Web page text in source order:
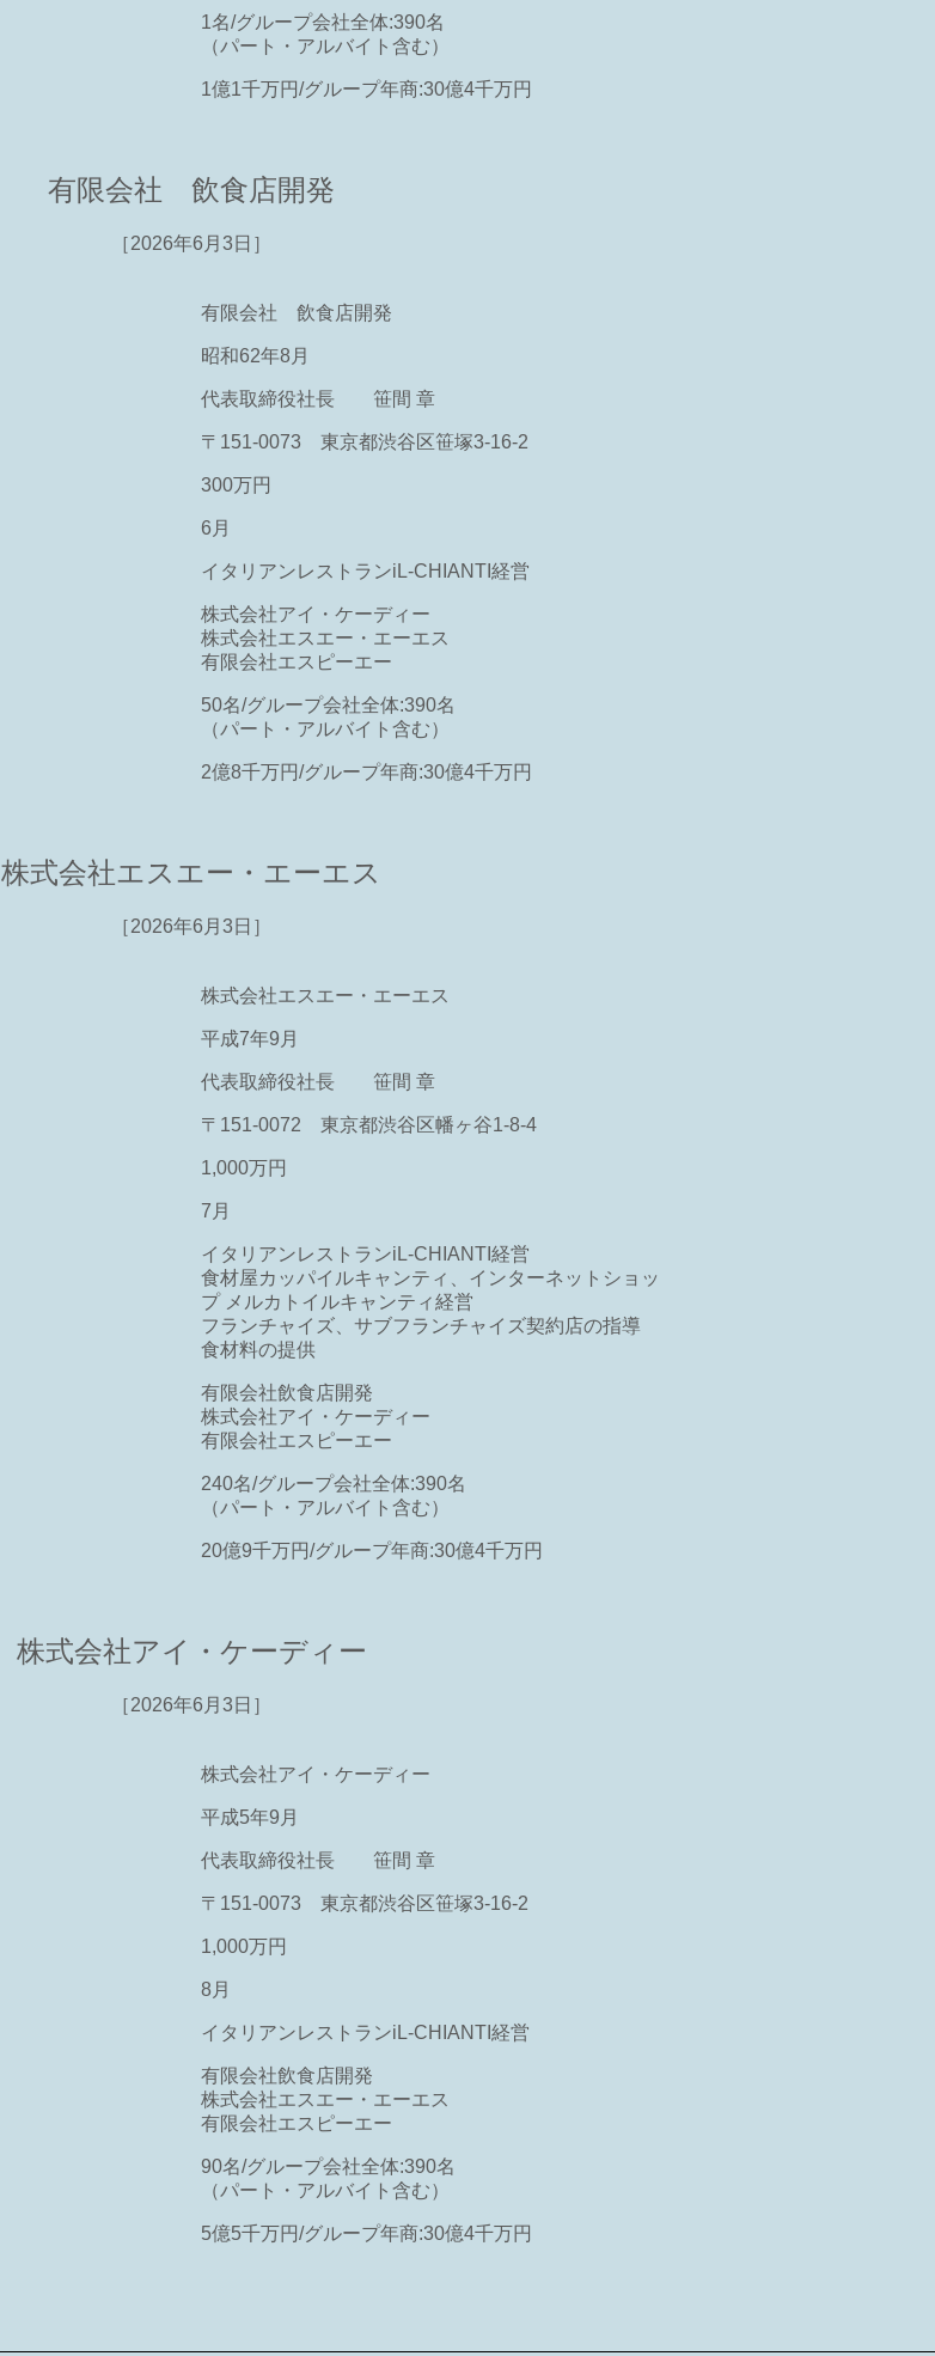
1名/グループ会社全体:390名
（パート・アルバイト含む）
1億1千万円/グループ年商:30億4千万円
有限会社 飲食店開発
［2026年6月3日］
有限会社 飲食店開発
昭和62年8月
代表取締役社長 笹間 章
〒151-0073 東京都渋谷区笹塚3-16-2
300万円
6月
イタリアンレストランiL-CHIANTI経営
株式会社アイ・ケーディー
株式会社エスエー・エーエス
有限会社エスピーエー
50名/グループ会社全体:390名
（パート・アルバイト含む）
2億8千万円/グループ年商:30億4千万円
株式会社エスエー・エーエス
［2026年6月3日］
株式会社エスエー・エーエス
平成7年9月
代表取締役社長 笹間 章
〒151-0072 東京都渋谷区幡ヶ谷1-8-4
1,000万円
7月
イタリアンレストランiL-CHIANTI経営
食材屋カッパイルキャンティ、インターネットショッ
プ メルカトイルキャンティ経営
フランチャイズ、サブフランチャイズ契約店の指導
食材料の提供
有限会社飲食店開発
株式会社アイ・ケーディー
有限会社エスピーエー
240名/グループ会社全体:390名
（パート・アルバイト含む）
20億9千万円/グループ年商:30億4千万円
株式会社アイ・ケーディー
［2026年6月3日］
株式会社アイ・ケーディー
平成5年9月
代表取締役社長 笹間 章
〒151-0073 東京都渋谷区笹塚3-16-2
1,000万円
8月
イタリアンレストランiL-CHIANTI経営
有限会社飲食店開発
株式会社エスエー・エーエス
有限会社エスピーエー
90名/グループ会社全体:390名
（パート・アルバイト含む）
5億5千万円/グループ年商:30億4千万円